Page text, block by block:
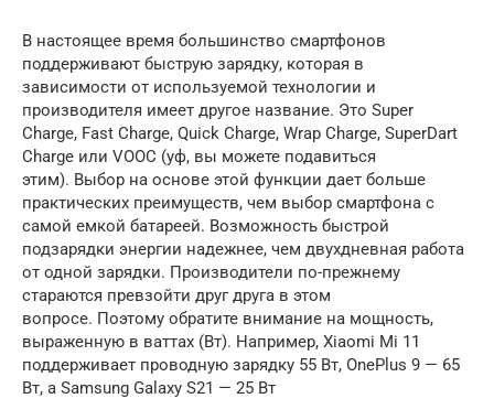
В настоящее время большинство смартфонов
поддерживают быструю зарядку, которая в
зависимости от используемой технологии и
производителя имеет другое название. Это Super
Charge, Fast Charge, Quick Charge, Wrap Charge, SuperDart
Charge или VOOC (уф, вы можете подавиться
этим). Выбор на основе этой функции дает больше
практических преимуществ, чем выбор смартфона с
самой емкой батареей. Возможность быстрой
подзарядки энергии надежнее, чем двухдневная работа
от одной зарядки. Производители по-прежнему
стараются превзойти друг друга в этом
вопросе. Поэтому обратите внимание на мощность,
выраженную в ваттах (Вт). Например, Xiaomi Mi 11
поддерживает проводную зарядку 55 Вт, OnePlus 9 — 65
Вт, а Samsung Galaxy S21 — 25 Вт